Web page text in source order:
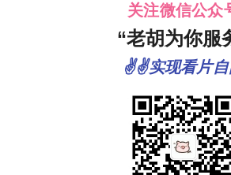
关注微信公众
“老胡为你服
✌✌实现看片自